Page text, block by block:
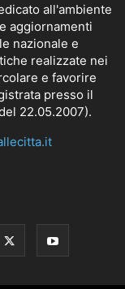
all'ambiente
aggiornamenti
nazionale e
realizzate nei
e favorire
presso il
22.05.2007).